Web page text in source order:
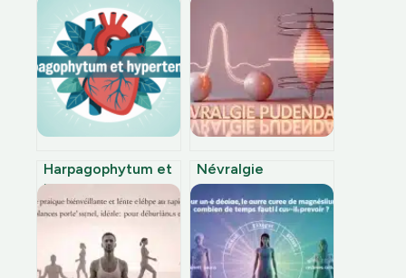
Harpagophytum et
hypertension : ce
qu’il faut vraiment
Névralgie
pudendale : 3
mécanismes par
lesquels le stress
verrouille votre
bassin